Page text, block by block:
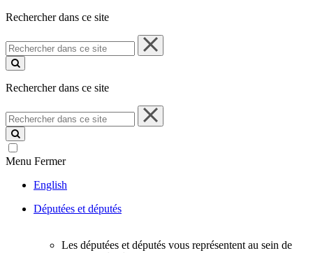
Rechercher dans ce site
Rechercher
dans
ce
Rechercher dans ce site
Rechercher
dans
ce
site
Menu Fermer
English
Députées et députés
Les députées et députés vous représentent au sein de